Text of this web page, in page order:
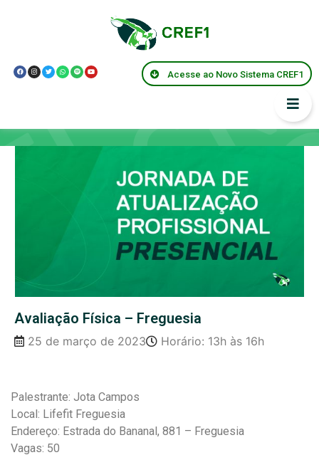
Acesse ao Novo Sistema CREF1
Avaliação Física – Freguesia
25 de março de 2023 Horário: 13h às 16h
Palestrante: Jota Campos
Local: Lifefit Freguesia
Endereço: Estrada do Bananal, 881 – Freguesia
Vagas: 50